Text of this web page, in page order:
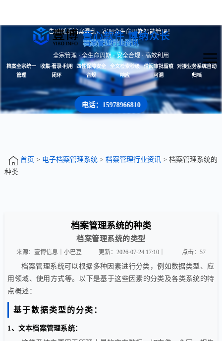
壹心软件 博纳众长
告别纸质档案混乱，实现全生命周期智能管理！
档案管理行业资讯
全宗管理 · 全生命周期 · 安全合规 · 高效利用
档案全宗统一
管理
收集-著录-利用
闭环
四性保障安全
合规
全文检索秒级
响应
借阅审批留痕
可溯
对接业务系统自动
归档
电话：15978966810
首页 > 电子档案管理系统> 档案管理行业资讯> 档案管理系统的
种类
档案管理系统的种类
档案管理系统的类型
来源：壹博信息｜小巴豆 更新：2026-07-24 17:10｜ 点击：57
档案管理系统可以根据多种因素进行分类，例如数据类型、应
用领域、使用方式等。以下是基于这些因素的分类及各类系统的特
点概述：
基于数据类型的分类：
1、文本档案管理系统：